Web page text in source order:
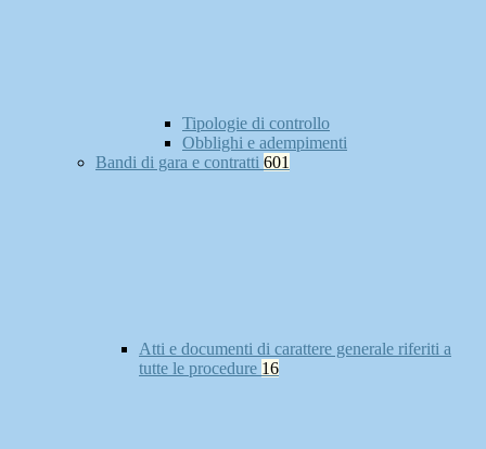
Tipologie di controllo
Obblighi e adempimenti
Bandi di gara e contratti 601
Atti e documenti di carattere generale riferiti a
tutte le procedure 16